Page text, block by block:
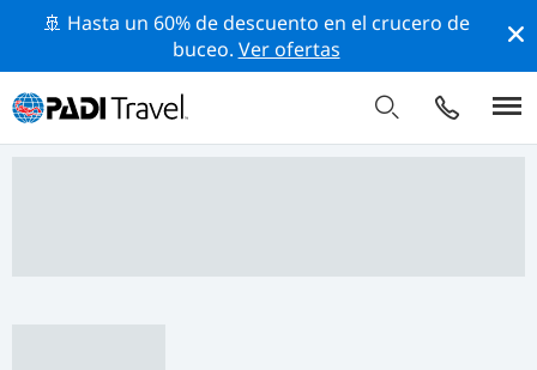
🚢 Hasta un 60% de descuento en el crucero de
buceo. Ver ofertas